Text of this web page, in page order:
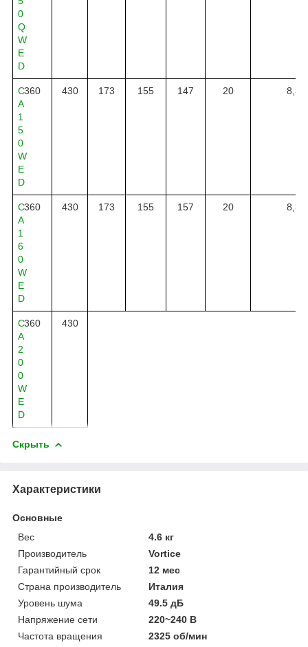
0
Q
W
E
D
C
A
1
5
0
W
E
D
360 430 173 155 147 20 8,3
C
A
1
6
0
W
E
D
360 430 173 155 157 20 8,3
C
A
2
0
0
W
E
D
360 430
Скрыть
Характеристики
Основные
Вес
4.6 кг
Производитель
Vortice
Гарантийный срок
12 мес
Страна производитель
Италия
Уровень шума
49.5 дБ
Напряжение сети
220~240 В
Частота вращения
2325 об/мин